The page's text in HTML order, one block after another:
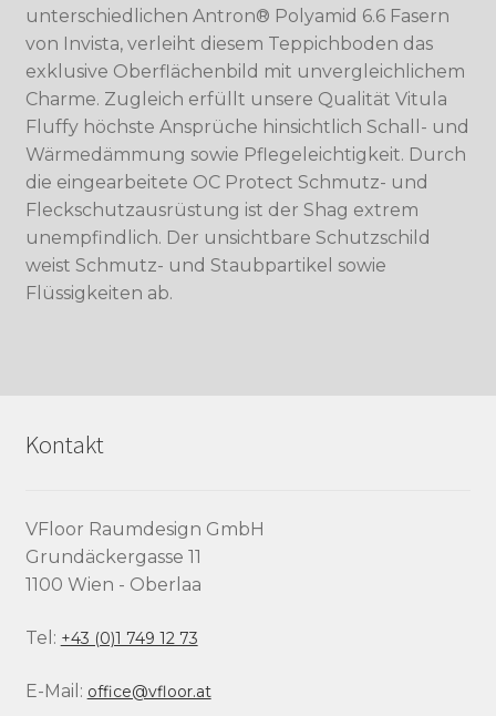
unterschiedlichen Antron® Polyamid 6.6 Fasern
von Invista, verleiht diesem Teppichboden das
exklusive Oberflächenbild mit unvergleichlichem
Charme. Zugleich erfüllt unsere Qualität Vitula
Fluffy höchste Ansprüche hinsichtlich Schall- und
Wärmedämmung sowie Pflegeleichtigkeit. Durch
die eingearbeitete OC Protect Schmutz- und
Fleckschutzausrüstung ist der Shag extrem
unempfindlich. Der unsichtbare Schutzschild
weist Schmutz- und Staubpartikel sowie
Flüssigkeiten ab.
Kontakt
VFloor Raumdesign GmbH
Grundäckergasse 11
1100 Wien - Oberlaa
Tel: +43 (0)1 749 12 73
E-Mail: office@vfloor.at